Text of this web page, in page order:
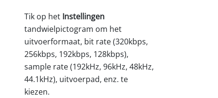
Tik op het Instellingen
tandwielpictogram om het
uitvoerformaat, bit rate (320kbps,
256kbps, 192kbps, 128kbps),
sample rate (192kHz, 96kHz, 48kHz,
44.1kHz), uitvoerpad, enz. te
kiezen.